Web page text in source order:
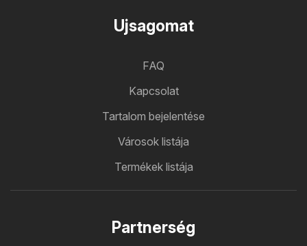
Ujsagomat
FAQ
Kapcsolat
Tartalom bejelentése
Városok listája
Termékek listája
Partnerség